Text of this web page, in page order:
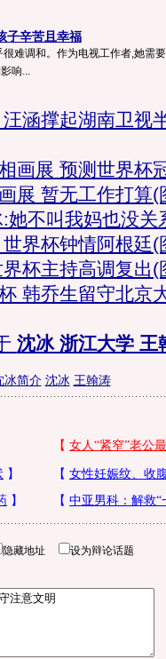
子辛苦且幸福
难调和。作为电视工作者,她需
响...
汪涵撑起湖南卫视
画展 预测世界杯
展 暂无工作打算(
她不叫我妈也没关
界杯钟情阿根廷(
杯主持高调复出(
韩乔生留守北京
沈冰 浙江大学 王
冰简介 沈冰 王翰涛
隐藏地址 设为辩论话题